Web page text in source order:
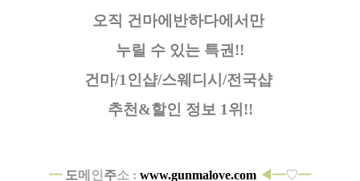
오직 건마에반하다에서만
누릴 수 있는 특권!!
건마/1인샵/스웨디시/전국샵
추천&할인 정보 1위!!
━ 도메 인 주소 : www.gunmalove.com ◀━♡━